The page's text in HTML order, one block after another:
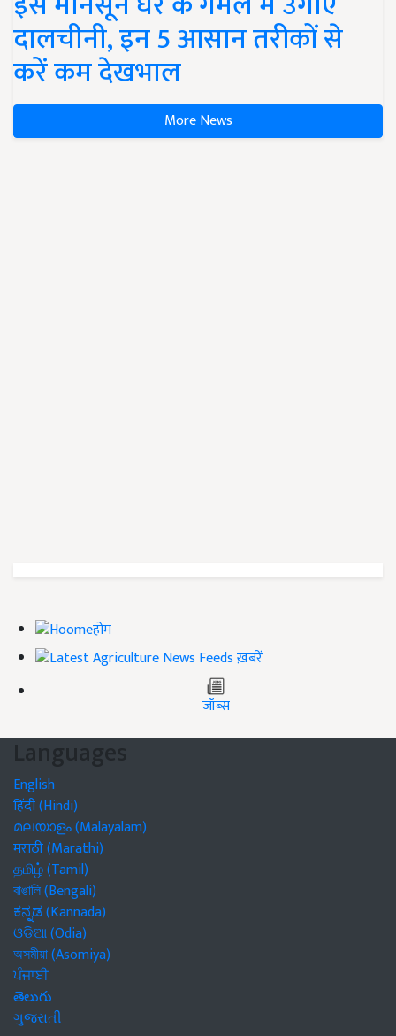
दालचीनी, इन 5 आसान तरीकों से
करें कम देखभाल
More News
होम
ख़बरें
जॉब्स
Languages
English
हिंदी (Hindi)
മലയാളം (Malayalam)
मराठी (Marathi)
தமிழ் (Tamil)
বাঙালি (Bengali)
ಕನ್ನಡ (Kannada)
ଓଡିଆ (Odia)
অসমীয়া (Asomiya)
ਪੰਜਾਬੀ
తెలుగు
ગુજરાતી